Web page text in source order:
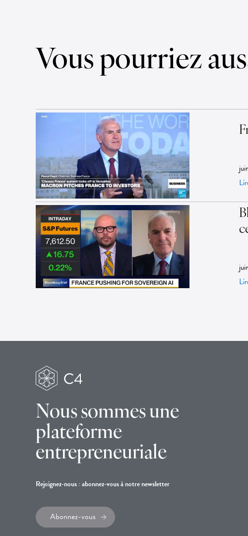
Vous pourriez
Nous sommes une
plateforme
entrepreneuriale
Rejoignez-nous : abonnez-vous à notre newsletter
Abonnez-vous